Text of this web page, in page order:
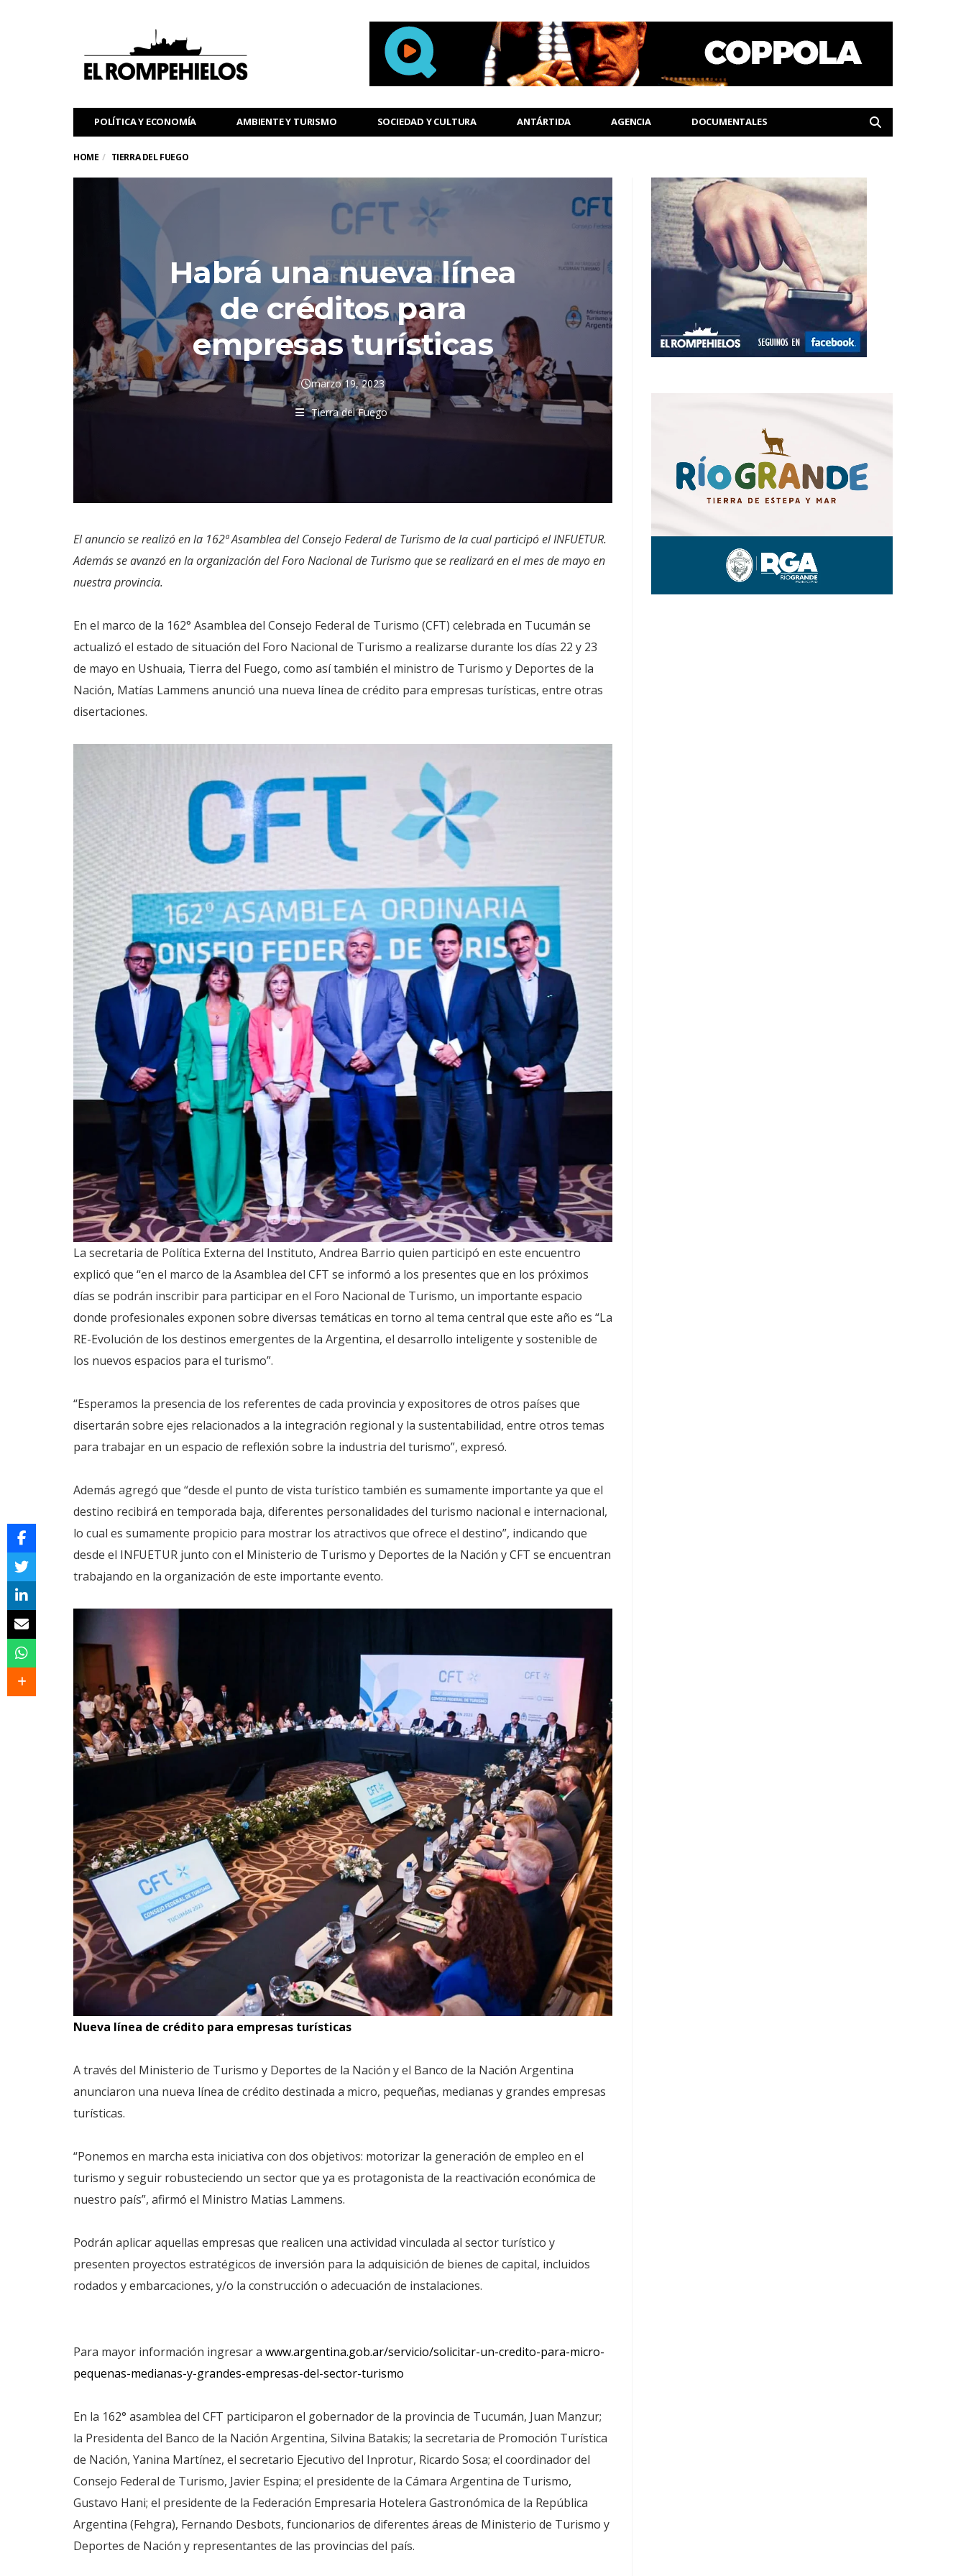
POLÍTICA Y ECONOMÍA AMBIENTE Y TURISMO SOCIEDAD Y CULTURA ANTÁRTIDA AGENCIA DOCUMENTALES
HOME TIERRA DEL FUEGO
Habrá una nueva línea
de créditos para
empresas turísticas
marzo 19, 2023
Tierra del Fuego
El anuncio se realizó en la 162ª Asamblea del Consejo Federal de Turismo de la cual participó el INFUETUR.
Además se avanzó en la organización del Foro Nacional de Turismo que se realizará en el mes de mayo en
nuestra provincia.
En el marco de la 162° Asamblea del Consejo Federal de Turismo (CFT) celebrada en Tucumán se
actualizó el estado de situación del Foro Nacional de Turismo a realizarse durante los días 22 y 23
de mayo en Ushuaia, Tierra del Fuego, como así también el ministro de Turismo y Deportes de la
Nación, Matías Lammens anunció una nueva línea de crédito para empresas turísticas, entre otras
disertaciones.
La secretaria de Política Externa del Instituto, Andrea Barrio quien participó en este encuentro
explicó que “en el marco de la Asamblea del CFT se informó a los presentes que en los próximos
días se podrán inscribir para participar en el Foro Nacional de Turismo, un importante espacio
donde profesionales exponen sobre diversas temáticas en torno al tema central que este año es “La
RE-Evolución de los destinos emergentes de la Argentina, el desarrollo inteligente y sostenible de
los nuevos espacios para el turismo”.
“Esperamos la presencia de los referentes de cada provincia y expositores de otros países que
disertarán sobre ejes relacionados a la integración regional y la sustentabilidad, entre otros temas
para trabajar en un espacio de reflexión sobre la industria del turismo”, expresó.
Además agregó que “desde el punto de vista turístico también es sumamente importante ya que el
destino recibirá en temporada baja, diferentes personalidades del turismo nacional e internacional,
lo cual es sumamente propicio para mostrar los atractivos que ofrece el destino”, indicando que
desde el INFUETUR junto con el Ministerio de Turismo y Deportes de la Nación y CFT se encuentran
trabajando en la organización de este importante evento.
Nueva línea de crédito para empresas turísticas
A través del Ministerio de Turismo y Deportes de la Nación y el Banco de la Nación Argentina
anunciaron una nueva línea de crédito destinada a micro, pequeñas, medianas y grandes empresas
turísticas.
“Ponemos en marcha esta iniciativa con dos objetivos: motorizar la generación de empleo en el
turismo y seguir robusteciendo un sector que ya es protagonista de la reactivación económica de
nuestro país”, afirmó el Ministro Matias Lammens.
Podrán aplicar aquellas empresas que realicen una actividad vinculada al sector turístico y
presenten proyectos estratégicos de inversión para la adquisición de bienes de capital, incluidos
rodados y embarcaciones, y/o la construcción o adecuación de instalaciones.
Para mayor información ingresar a www.argentina.gob.ar/servicio/solicitar-un-credito-para-micro-
pequenas-medianas-y-grandes-empresas-del-sector-turismo
En la 162° asamblea del CFT participaron el gobernador de la provincia de Tucumán, Juan Manzur;
la Presidenta del Banco de la Nación Argentina, Silvina Batakis; la secretaria de Promoción Turística
de Nación, Yanina Martínez, el secretario Ejecutivo del Inprotur, Ricardo Sosa; el coordinador del
Consejo Federal de Turismo, Javier Espina; el presidente de la Cámara Argentina de Turismo,
Gustavo Hani; el presidente de la Federación Empresaria Hotelera Gastronómica de la República
Argentina (Fehgra), Fernando Desbots, funcionarios de diferentes áreas de Ministerio de Turismo y
Deportes de Nación y representantes de las provincias del país.